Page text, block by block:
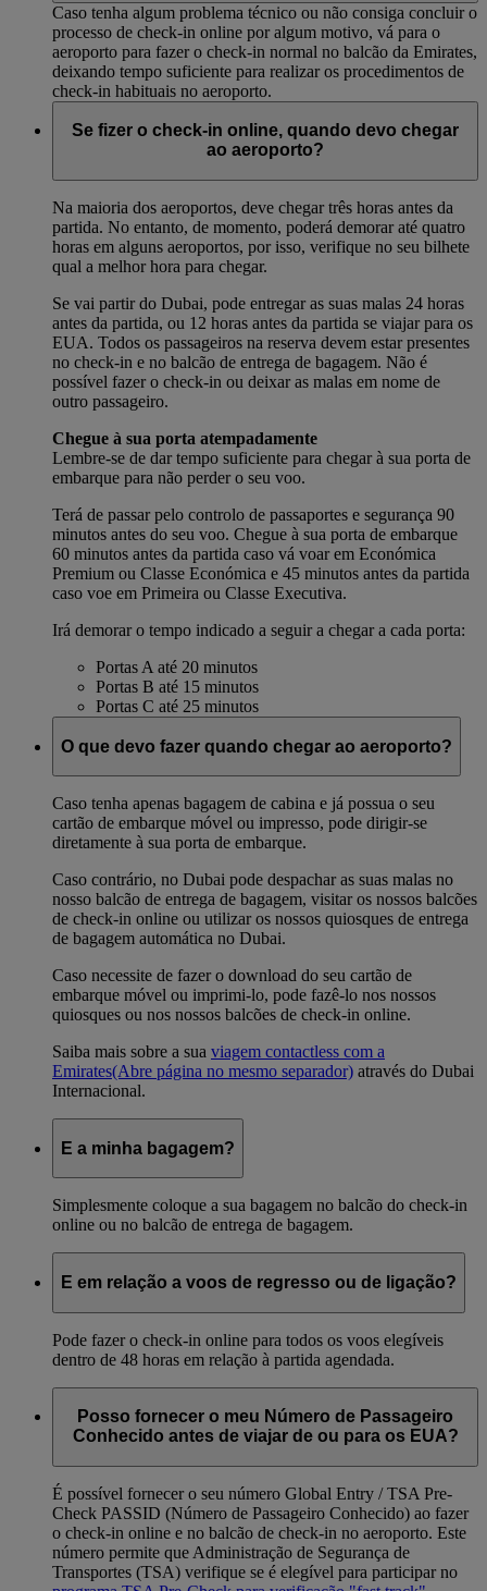
Caso tenha algum problema técnico ou não consiga concluir o
processo de check-in online por algum motivo, vá para o
aeroporto para fazer o check-in normal no balcão da Emirates,
deixando tempo suficiente para realizar os procedimentos de
check-in habituais no aeroporto.
Se fizer o check-in online, quando devo chegar
ao aeroporto?
Na maioria dos aeroportos, deve chegar três horas antes da
partida. No entanto, de momento, poderá demorar até quatro
horas em alguns aeroportos, por isso, verifique no seu bilhete
qual a melhor hora para chegar.
Se vai partir do Dubai, pode entregar as suas malas 24 horas
antes da partida, ou 12 horas antes da partida se viajar para os
EUA. Todos os passageiros na reserva devem estar presentes
no check-in e no balcão de entrega de bagagem. Não é
possível fazer o check-in ou deixar as malas em nome de
outro passageiro.
Chegue à sua porta atempadamente
Lembre-se de dar tempo suficiente para chegar à sua porta de
embarque para não perder o seu voo.
Terá de passar pelo controlo de passaportes e segurança 90
minutos antes do seu voo. Chegue à sua porta de embarque
60 minutos antes da partida caso vá voar em Económica
Premium ou Classe Económica e 45 minutos antes da partida
caso voe em Primeira ou Classe Executiva.
Irá demorar o tempo indicado a seguir a chegar a cada porta:
Portas A até 20 minutos
Portas B até 15 minutos
Portas C até 25 minutos
O que devo fazer quando chegar ao aeroporto?
Caso tenha apenas bagagem de cabina e já possua o seu
cartão de embarque móvel ou impresso, pode dirigir-se
diretamente à sua porta de embarque.
Caso contrário, no Dubai pode despachar as suas malas no
nosso balcão de entrega de bagagem, visitar os nossos balcões
de check-in online ou utilizar os nossos quiosques de entrega
de bagagem automática no Dubai.
Caso necessite de fazer o download do seu cartão de
embarque móvel ou imprimi-lo, pode fazê-lo nos nossos
quiosques ou nos nossos balcões de check-in online.
Saiba mais sobre a sua viagem contactless com a
Emirates(Abre página no mesmo separador) através do Dubai
Internacional.
E a minha bagagem?
Simplesmente coloque a sua bagagem no balcão do check-in
online ou no balcão de entrega de bagagem.
E em relação a voos de regresso ou de ligação?
Pode fazer o check-in online para todos os voos elegíveis
dentro de 48 horas em relação à partida agendada.
Posso fornecer o meu Número de Passageiro
Conhecido antes de viajar de ou para os EUA?
É possível fornecer o seu número Global Entry / TSA Pre-
Check PASSID (Número de Passageiro Conhecido) ao fazer
o check-in online e no balcão de check-in no aeroporto. Este
número permite que Administração de Segurança de
Transportes (TSA) verifique se é elegível para participar no